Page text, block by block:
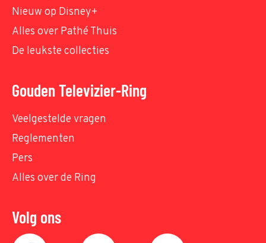
Nieuw op Disney+
Alles over Pathé Thuis
De leukste collecties
Gouden Televizier-Ring
Veelgestelde vragen
Reglementen
Pers
Alles over de Ring
Volg ons